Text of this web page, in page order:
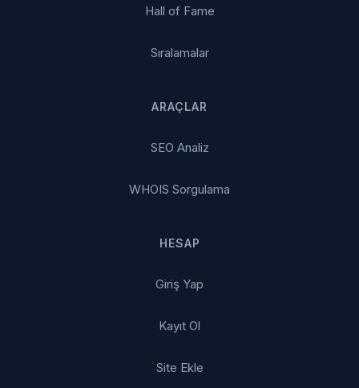
Hall of Fame
Sıralamalar
ARAÇLAR
SEO Analiz
WHOIS Sorgulama
HESAP
Giriş Yap
Kayıt Ol
Site Ekle